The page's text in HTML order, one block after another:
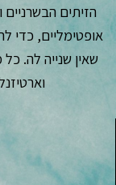
הזיתים הבשרניים
אופטימליים, כדי
שאין שנייה לה.